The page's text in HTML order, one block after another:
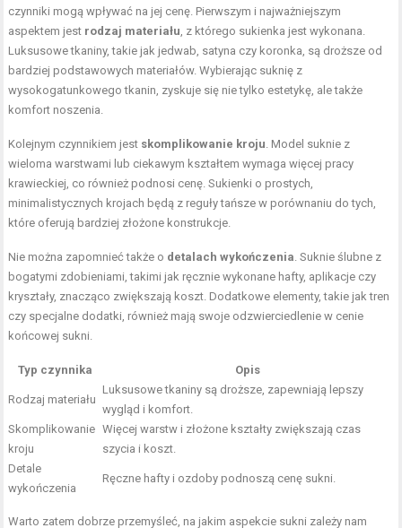
czynniki mogą wpływać na jej cenę. Pierwszym i najważniejszym
aspektem jest rodzaj materiału, z którego sukienka jest wykonana.
Luksusowe tkaniny, takie jak jedwab, satyna czy koronka, są droższe od
bardziej podstawowych materiałów. Wybierając suknię z
wysokogatunkowego tkanin, zyskuje się nie tylko estetykę, ale także
komfort noszenia.
Kolejnym czynnikiem jest skomplikowanie kroju. Model suknie z
wieloma warstwami lub ciekawym kształtem wymaga więcej pracy
krawieckiej, co również podnosi cenę. Sukienki o prostych,
minimalistycznych krojach będą z reguły tańsze w porównaniu do tych,
które oferują bardziej złożone konstrukcje.
Nie można zapomnieć także o detalach wykończenia. Suknie ślubne z
bogatymi zdobieniami, takimi jak ręcznie wykonane hafty, aplikacje czy
kryształy, znacząco zwiększają koszt. Dodatkowe elementy, takie jak tren
czy specjalne dodatki, również mają swoje odzwierciedlenie w cenie
końcowej sukni.
Typ czynnika Opis
Rodzaj materiału
Luksusowe tkaniny są droższe, zapewniają lepszy
wygląd i komfort.
Skomplikowanie
kroju
Więcej warstw i złożone kształty zwiększają czas
szycia i koszt.
Detale
wykończenia
Ręczne hafty i ozdoby podnoszą cenę sukni.
Warto zatem dobrze przemyśleć, na jakim aspekcie sukni zależy nam